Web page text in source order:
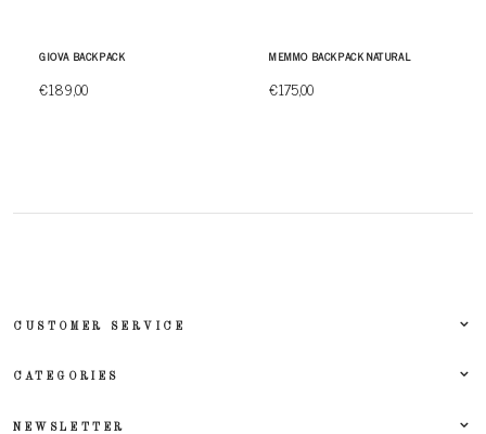
GIOVA BACKPACK
€189,00
MEMMO BACKPACK NATURAL
€175,00
CUSTOMER SERVICE
CATEGORIES
NEWSLETTER